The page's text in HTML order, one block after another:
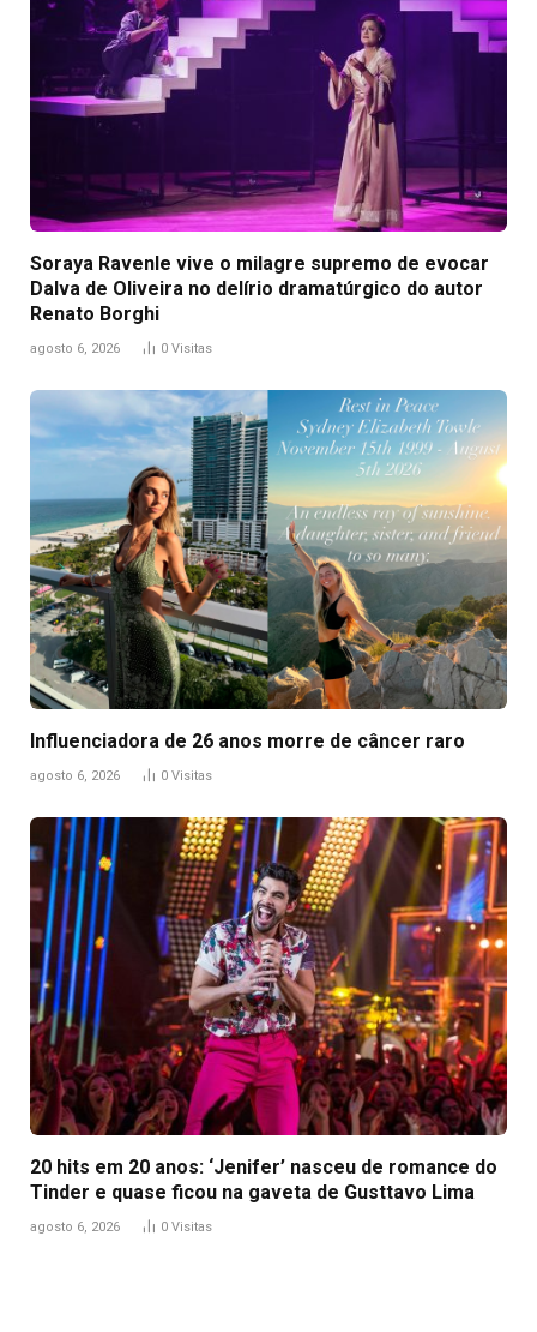
Soraya Ravenle vive o milagre supremo de evocar
Dalva de Oliveira no delírio dramatúrgico do autor
Renato Borghi
agosto 6, 2026 0 Visitas
Influenciadora de 26 anos morre de câncer raro
agosto 6, 2026 0 Visitas
20 hits em 20 anos: ‘Jenifer’ nasceu de romance do
Tinder e quase ficou na gaveta de Gusttavo Lima
agosto 6, 2026 0 Visitas